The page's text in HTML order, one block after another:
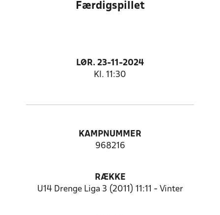
Færdigspillet
LØR. 23-11-2024
Kl. 11:30
KAMPNUMMER
968216
RÆKKE
U14 Drenge Liga 3 (2011) 11:11 - Vinter